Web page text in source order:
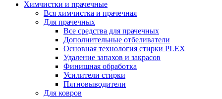
Химчистки и прачечные
Вся химчистка и прачечная
Для прачечных
Все средства для прачечных
Дополнительные отбеливатели
Основная технология стирки PLEX
Удаление запахов и закрасов
Финишная обработка
Усилители стирки
Пятновыводители
Для ковров